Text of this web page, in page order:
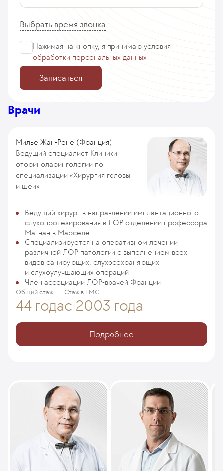
Выбрать время звонка
Нажимая на кнопку, я принимаю условия
обработки персональных данных
Записаться
Врачи
Милье Жан-Рене (Франция)
Ведущий специалист Клиники
оториноларингологии по
специализации «Хирургия головы
и шеи»
Ведущий хирург в направлении имплантационного
слухопротезирования в ЛОР отделении профессора
Магнан в Марселе
Специализируется на оперативном лечении
различной ЛОР патологии с выполнением всех
видов санирующих, слухосохраняющих
и слухоулучшающих операций
Член ассоциации ЛОР-врачей Франции
Общий стаж
44 года
Стаж в ЕМС
с 2003 года
Подробнее